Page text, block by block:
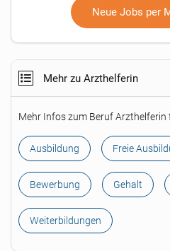
Neue Jobs per
Mehr zu Arzthelferin
Mehr Infos zum Beruf Arzthelferin
Ausbildung Freie
Bewerbung Gehalt
Weiterbildungen